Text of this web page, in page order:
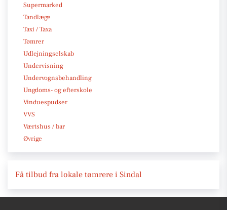
Supermarked
Tandlæge
Taxi / Taxa
Tømrer
Udlejningselskab
Undervisning
Undervognsbehandling
Ungdoms- og efterskole
Vinduespudser
VVS
Værtshus / bar
Øvrige
Få tilbud fra lokale tømrere i Sindal